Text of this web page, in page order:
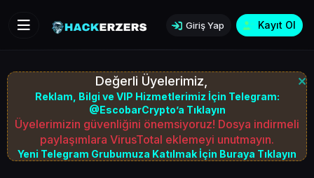
Giriş Yap Kayıt Ol
Değerli Üyelerimiz,
Reklam, Bilgi ve VIP Hizmetlerimiz İçin Telegram:
@EscobarCrypto’a Tıklayın
Üyelerimizin güvenliğini önemsiyoruz! Dosya indirmeli
paylaşımlara VirusTotal eklemeyi unutmayın.
Yeni Telegram Grubumuza Katılmak İçin Buraya Tıklayın